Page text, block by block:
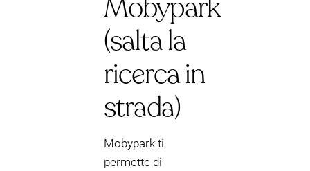
Mobypark
(salta la
ricerca in
strada)
Mobypark ti
permette di